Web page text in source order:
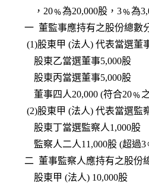
，20﹪為20,000股，3﹪
一  董監事應持有之股
(1)股東甲 (法人) 代表當
              股東乙當選董事5,000股
              股東丙當選董事5,000股
董事四人20,000 (符合
(2)股東甲 (法人) 代表
              股東丁當選監察人1,000股
監察人二人11,000股 (
二  董事監察人應持有之
              股東甲 (法人) 10,000股